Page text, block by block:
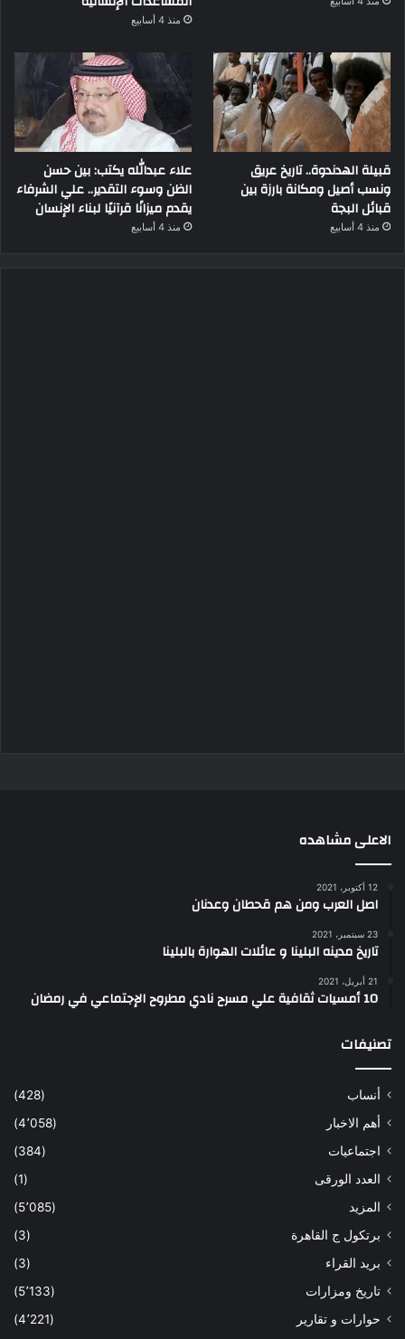
منذ 4 أسابيع
قبيلة الهدندوة.. تاريخ عريق
ونسب أصيل ومكانة بارزة بين
قبائل البجة
منذ 4 أسابيع
علاء عبدالله يكتب: بين حسن
الظن وسوء التقدير.. علي الشرفاء
يقدم ميزانًا قرآنيًا لبناء الإنسان
منذ 4 أسابيع
الاعلى مشاهده
12 أكتوبر، 2021
اصل العرب ومن هم قحطان وعدنان
23 سبتمبر، 2021
تاريخ مدينه البلينا و عائلات الهوارة بالبلينا
21 أبريل، 2021
10 أمسيات ثقافية علي مسرح نادي مطروح الإجتماعي في رمضان
تصنيفات
أنساب
(428)
أهم الاخبار
(4٬058)
اجتماعيات
(384)
العدد الورقى
(1)
المزيد
(5٬085)
برتكول ج القاهرة
(3)
بريد القراء
(3)
تاريخ ومزارات
(5٬133)
حوارات و تقارير
(4٬221)